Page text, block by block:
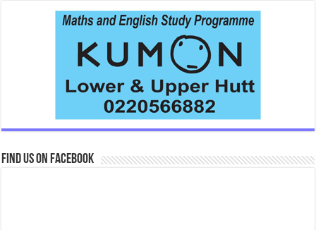
Find us on Facebook